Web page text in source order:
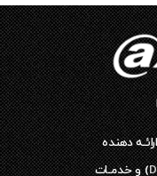
دهنده
) و خدمـات